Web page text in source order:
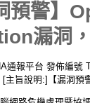
預警】
漏洞
通報平台 發佈編號
主旨說明:]【漏洞預